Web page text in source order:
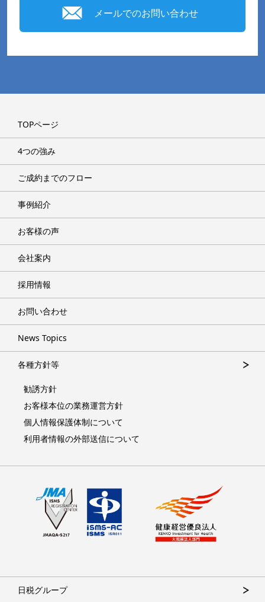
メールでのお問い合わせ
TOPページ
4つの強み
ご成約までのフロー
事例紹介
お客様の声
会社案内
採用情報
お問い合わせ
News Topics
各種方針等
勧誘方針
お客様本位の業務運営方針
個人情報保護体制について
利用者情報の外部送信について
日税グループ